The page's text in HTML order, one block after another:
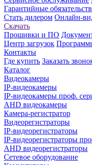
Гарантийные
Стать дилером Онлайн-
Скачать
Прошивки и ПО
Центр загрузок
Контакты
Где купить Заказать
Каталог
Видеокамеры
IP-видеокамеры
IP-видеокамеры проф.
AHD видеокамеры
Камера-регистратор
Видеорегистраторы
IP-видеорегистраторы
IP-видеорегистраторы
AHD видеорегистраторы
Сетевое оборудование